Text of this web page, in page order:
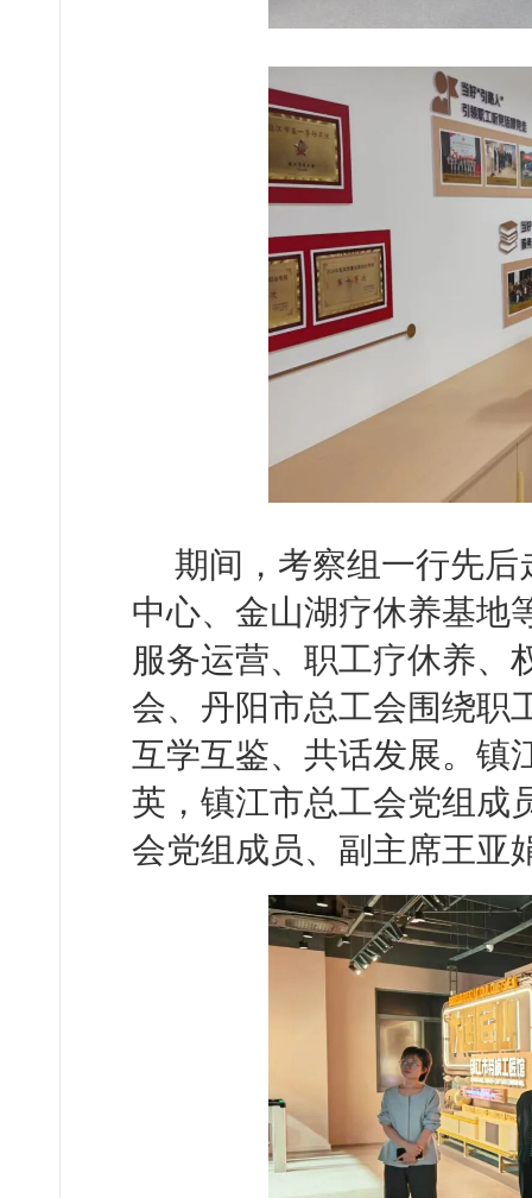
期间，考察组一行先
中心、金山湖疗休养基地
服务运营、职工疗休养、
会、丹阳市总工会围绕职
互学互鉴、共话发展。镇
英，镇江市总工会党组成
会党组成员、副主席王亚